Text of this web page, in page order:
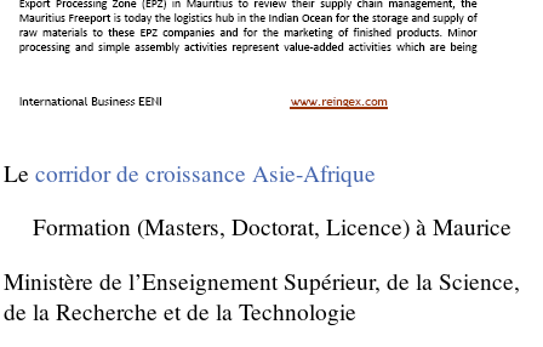
Le corridor de croissance Asie-Afrique
Formation (Masters, Doctorat, Licence) à Maurice
Ministère de l’Enseignement Supérieur, de la Science,
de la Recherche et de la Technologie